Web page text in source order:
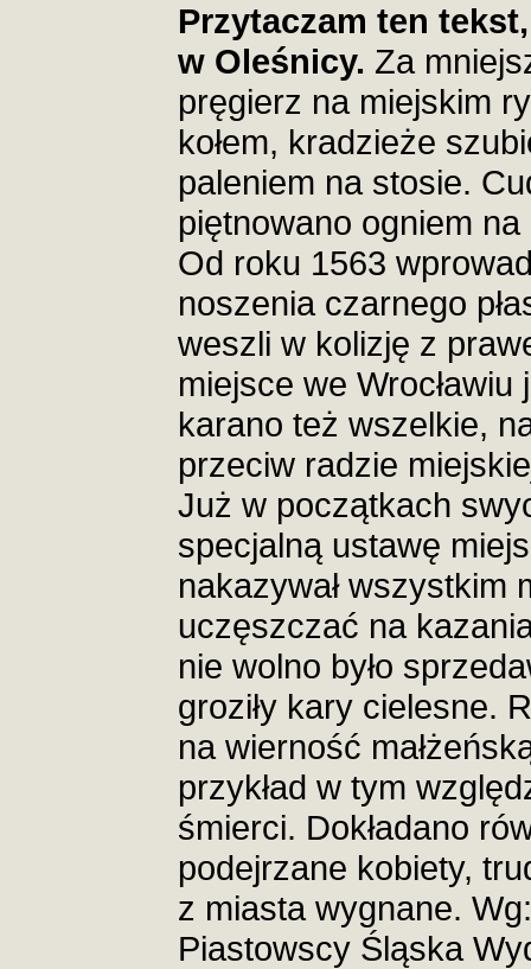
Przytaczam ten
w Oleśnicy. Za
pręgierz na miejskim
kołem, kradzieże
paleniem na stosie.
piętnowano ogniem
Od roku 1563
noszenia czarnego
weszli w kolizję z
miejsce we
karano też wszelkie,
przeciw radzie
Już w początkach
specjalną ustawę
nakazywał wszystkim
uczęszczać na
nie wolno było
groziły kary cielesne.
na wierność
przykład w tym
śmierci. Dokładano
podejrzane kobiety,
z miasta wygnane.
Piastowscy Śląska